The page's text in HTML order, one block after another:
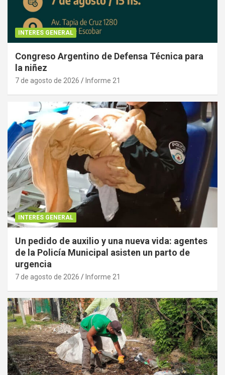
INTERES GENERAL
Congreso Argentino de Defensa Técnica para
la niñez
7 de agosto de 2026 Informe 21
INTERES GENERAL
Un pedido de auxilio y una nueva vida: agentes
de la Policía Municipal asisten un parto de
urgencia
7 de agosto de 2026 Informe 21